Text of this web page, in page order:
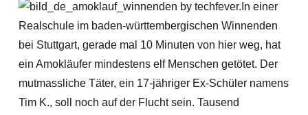
In einer
Realschule im baden-württembergischen Winnenden
bei Stuttgart, gerade mal 10 Minuten von hier weg, hat
ein Amokläufer mindestens elf Menschen getötet. Der
mutmassliche Täter, ein 17-jähriger Ex-Schüler namens
Tim K., soll noch auf der Flucht sein. Tausend